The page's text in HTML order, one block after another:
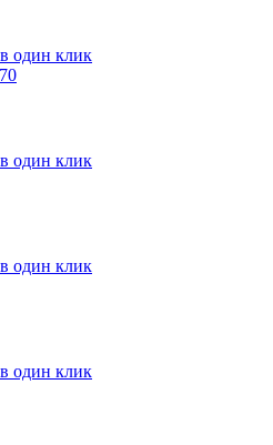
один клик
один клик
один клик
один клик